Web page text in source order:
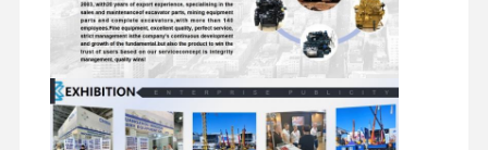
suku cadang ekskavator